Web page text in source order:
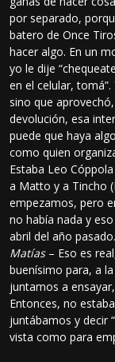
por separado,
batero de Once
hacer algo. En un
yo le dije
en el celular,
sino que
devolución, esa
puede que haya
como quien
Estaba Leo
a Matto y a Tincho
empezamos, pero
no había nada y
abril del año pasado.
Matías– Eso es
buenísimo para, a
juntamos a
Entonces, no
juntábamos y decir
vista como para